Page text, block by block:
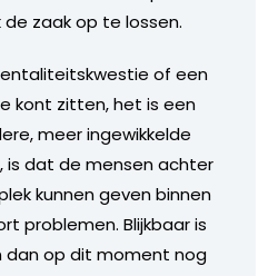
zaak op te lossen.
of een
kont zitten, het is een
meer ingewikkelde
is dat de mensen achter
kunnen geven binnen
problemen. Blijkbaar is
dan op dit moment nog